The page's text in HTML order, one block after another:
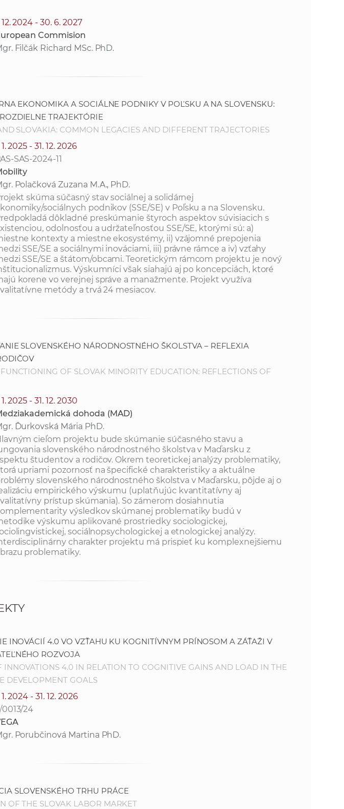
12. 2024 - 30. 6. 2027
Commision
Filčák Richard MSc. PhD.
EKONOMIKA A SOCIÁLNE PODNIKY V POĽSKU A NA SLOVENSKU:
TRAJEKTÓRIE
SLOVAKIA: COMMON LEGACIES AND DIFFERENT TRAJECTORIES
1. 2025 - 31. 12. 2026
SAS-2024-11
Polačková Zuzana M.A., PhD.
skúma súčasný stav sociálnej a solidárnej
sociálnych podnikov (SSE/SE) v Poľsku a na Slovensku.
dôkladné preskúmanie štyroch aspektov súvisiacich s
odolnosťou a udržateľnosťou SSE/SE, ktorými sú: a)
kontexty a miestne ekosystémy, ii) vzájomné prepojenia
SSE/SE a sociálnymi inováciami, iii) právne rámce a iv) vzťahy
SSE/SE a štátom/obcami. Teoretickým rámcom projektu je nový
Výskumníci však siahajú aj po koncepciách, ktoré
korene vo verejnej správe a manažmente. Projekt využíva
metódy a trvá 24 mesiacov.
SLOVENSKÉHO NÁRODNOSTNÉHO ŠKOLSTVA – REFLEXIA
OF SLOVAK MINORITY EDUCATION: REFLECTIONS OF
1. 2025 - 31. 12. 2030
dohoda (MAD)
Ďurkovská Mária PhD.
cieľom projektu bude skúmanie súčasného stavu a
slovenského národnostného školstva v Maďarsku z
študentov a rodičov. Okrem teoretickej analýzy problematiky,
upriami pozornosť na špecifické charakteristiky a aktuálne
slovenského národnostného školstva v Maďarsku, pôjde aj o
empirického výskumu (uplatňujúc kvantitatívny aj
prístup skúmania). So zámerom dosiahnutia
výsledkov skúmanej problematiky budú v
výskumu aplikované prostriedky sociologickej,
sociálnopsychologickej a etnologickej analýzy.
charakter projektu má prispieť ku komplexnejšiemu
problematiky.
INOVÁCIÍ 4.0 VO VZŤAHU KU KOGNITÍVNYM PRÍNOSOM A ZÁŤAŽI V
ROZVOJA
INNOVATIONS 4.0 IN RELATION TO COGNITIVE GAINS AND LOAD IN THE
DEVELOPMENT GOALS
1. 2024 - 31. 12. 2026
0013/24
Porubčinová Martina PhD.
SLOVENSKÉHO TRHU PRÁCE
OF THE SLOVAK LABOR MARKET